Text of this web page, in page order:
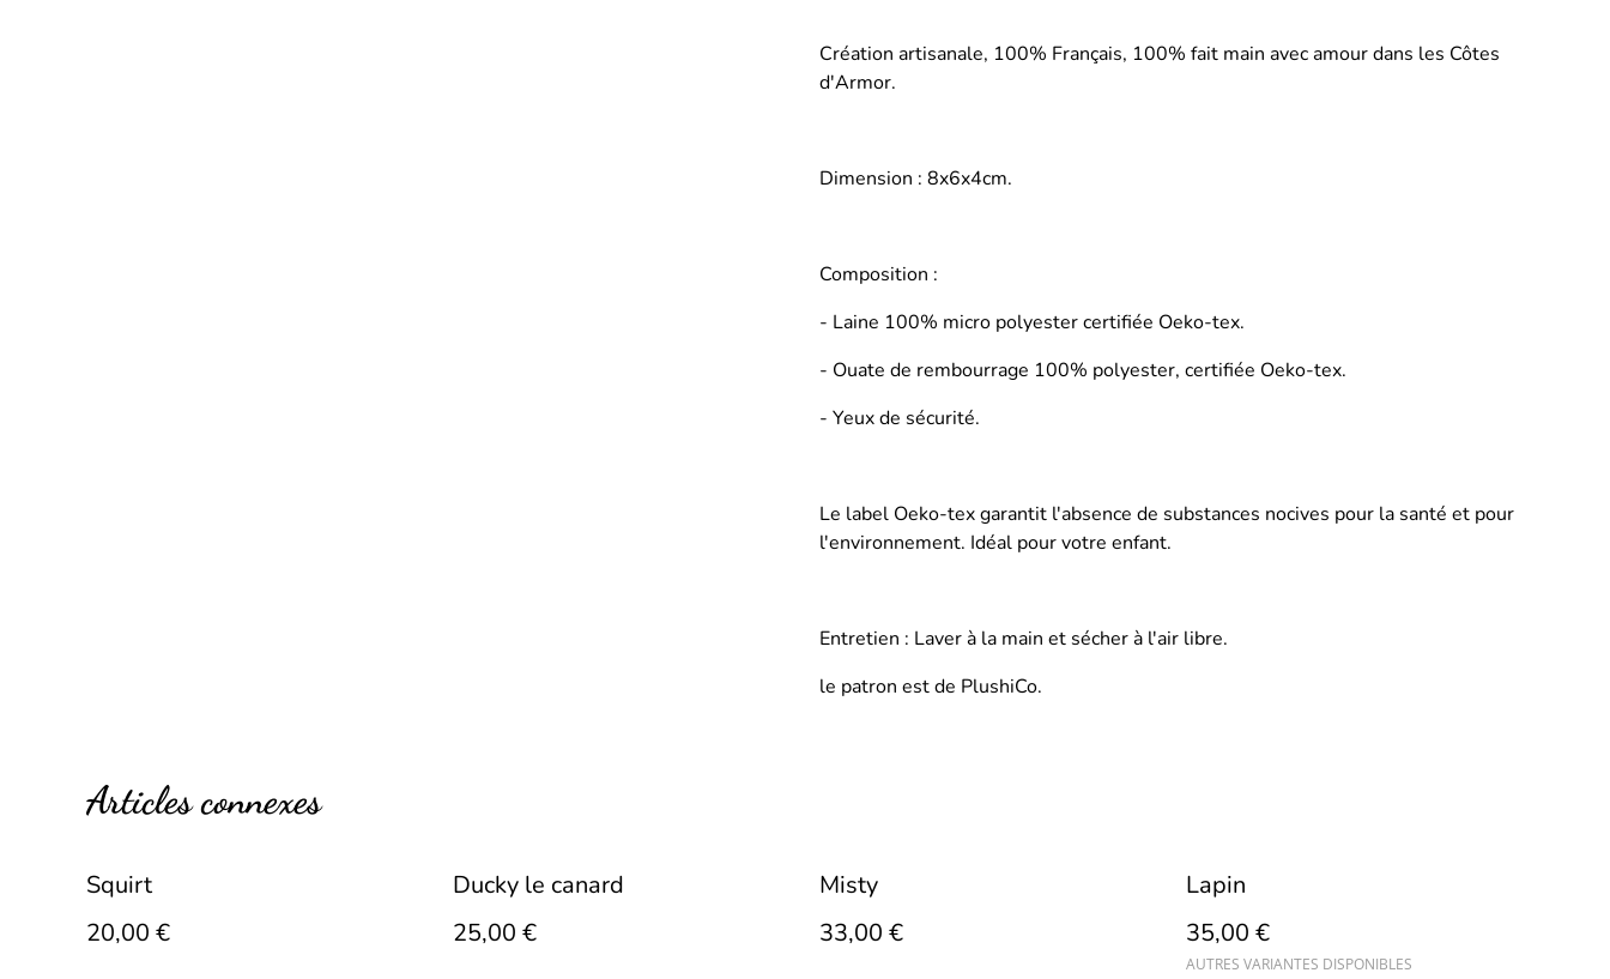
Création artisanale, 100% Français, 100% fait main avec amour dans les Côtes
d'Armor.
Dimension : 8x6x4cm.
Composition :
- Laine 100% micro polyester certifiée Oeko-tex.
- Ouate de rembourrage 100% polyester, certifiée Oeko-tex.
- Yeux de sécurité.
Le label Oeko-tex garantit l'absence de substances nocives pour la santé et pour
l'environnement. Idéal pour votre enfant.
Entretien : Laver à la main et sécher à l'air libre.
le patron est de PlushiCo.
Articles connexes
Squirt
20,00 €
Ducky le canard
25,00 €
Misty
33,00 €
Lapin
35,00 €
AUTRES VARIANTES DISPONIBLES